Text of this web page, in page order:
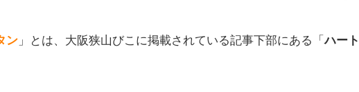
ン 」とは、大阪狭山びこに掲載されている記事下部にある「ハート